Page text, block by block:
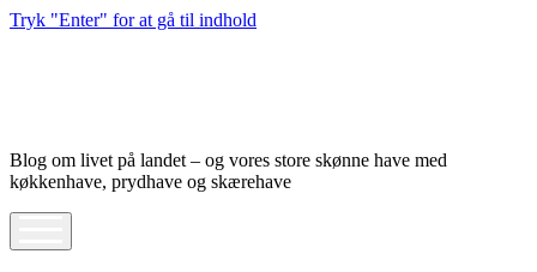
Tryk "Enter" for at gå til indhold
Blog om livet på landet – og vores store skønne have med
køkkenhave, prydhave og skærehave